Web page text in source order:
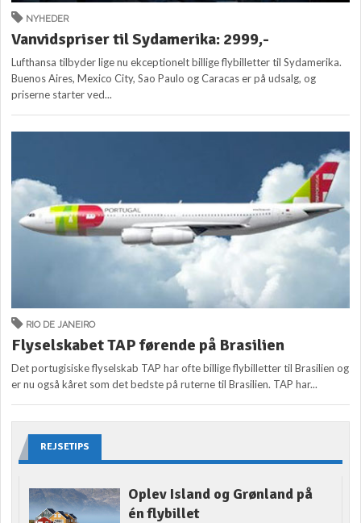
NYHEDER
Vanvidspriser til Sydamerika: 2999,-
Lufthansa tilbyder lige nu ekceptionelt billige flybilletter til Sydamerika.
Buenos Aires, Mexico City, Sao Paulo og Caracas er på udsalg, og
priserne starter ved...
RIO DE JANEIRO
Flyselskabet TAP førende på Brasilien
Det portugisiske flyselskab TAP har ofte billige flybilletter til Brasilien og
er nu også kåret som det bedste på ruterne til Brasilien. TAP har...
REJSETIPS
Oplev Island og Grønland på
én flybillet